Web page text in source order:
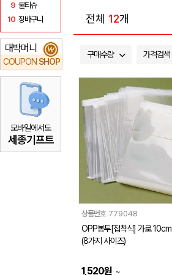
9 물티슈
10 장바구니
대박머니
COUPON SHOP
₩
모바일에서도
세종기프트
전체 12개
구매수량 가격검색
상품번호 779048
OPP봉투[접착식] 가로 10cm
(8가지 사이즈)
1,520원 ~